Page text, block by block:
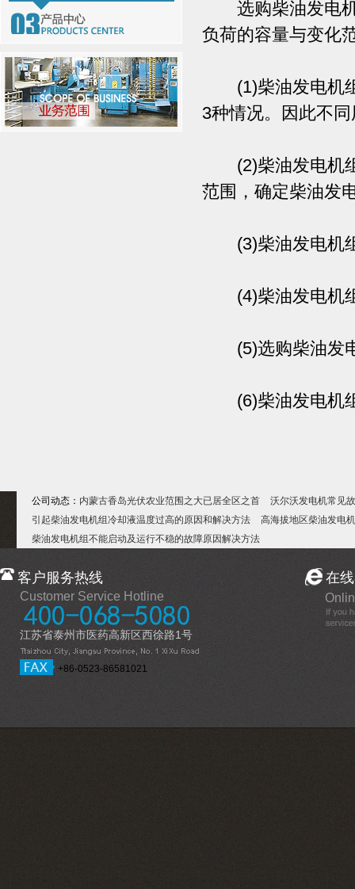
选购柴油发电机
负荷的容量与变化
(1)柴油发电机组
3种情况。因此不
(2)柴油发电机组
范围，确定柴油发
(3)柴油发电机组
(4)柴油发电机
(5)选购柴油发电
(6)柴油发电机
公司动态： 内蒙古香岛光伏农业范围之大已居全区之首
沃尔沃发电机常见
引起柴油发电机组冷却液温度过高的原因和解决方法
高海拔地区柴油发电
柴油发电机组不能启动及运行不稳的故障原因解决方法
客户服务热线
Customer Service Hotline
江苏省泰州市医药高新区西徐路1号
+86-0523-86581021
在